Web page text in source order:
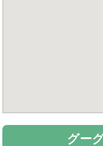
グー